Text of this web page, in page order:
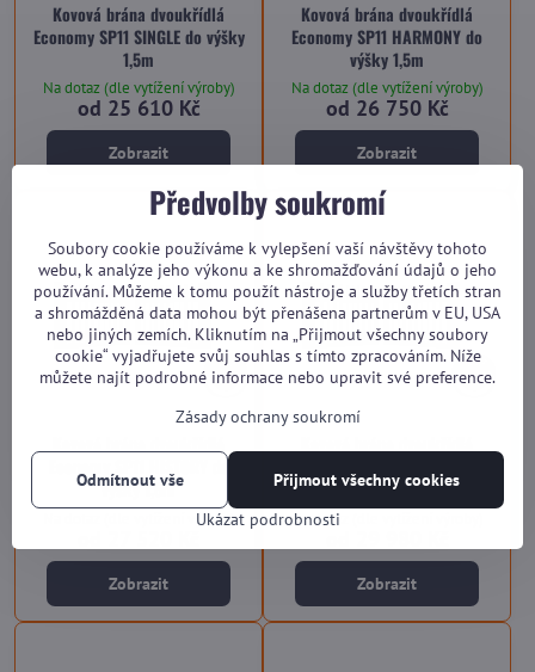
Kovová brána dvoukřídlá
Economy SP11 SINGLE do výšky
1,5m
Na dotaz (dle vytížení výroby)
od 25 610 Kč
Zobrazit
Kovová brána dvoukřídlá
Economy SP11 HARMONY do
výšky 1,5m
Na dotaz (dle vytížení výroby)
od 26 750 Kč
Zobrazit
Economy SP11 HISTORY do
výšky 1,5m
Na dotaz (dle vytížení výroby)
Zobrazit
2,0m
Na dotaz (dle vytížení výroby)
Zobrazit
Předvolby soukromí
Soubory cookie používáme k vylepšení vaší návštěvy tohoto
webu, k analýze jeho výkonu a ke shromažďování údajů o jeho
používání. Můžeme k tomu použít nástroje a služby třetích stran
a shromážděná data mohou být přenášena partnerům v EU, USA
nebo jiných zemích. Kliknutím na „Přijmout všechny soubory
cookie“ vyjadřujete svůj souhlas s tímto zpracováním. Níže
můžete najít podrobné informace nebo upravit své preference.
Zásady ochrany soukromí
Ukázat podrobnosti
Přijmout všechny cookies
Odmítnout vše